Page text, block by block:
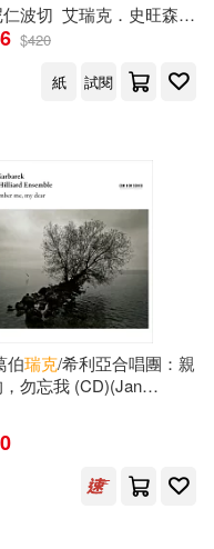
波切 艾瑞克 ．史旺森 林
$420
紙
試閱
伯瑞克/希利亞合唱團：親
勿忘我 (CD)(Jan
/ The Hilliard